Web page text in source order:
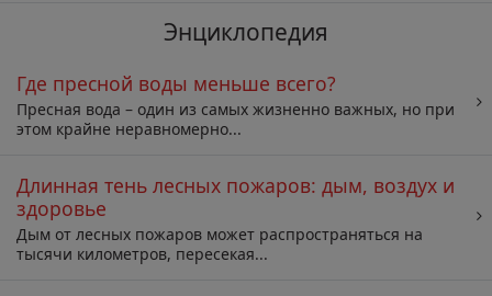
Энциклопедия
Где пресной воды меньше всего?
Пресная вода – один из самых жизненно важных, но при
этом крайне неравномерно...
Длинная тень лесных пожаров: дым, воздух и
здоровье
Дым от лесных пожаров может распространяться на
тысячи километров, пересекая...